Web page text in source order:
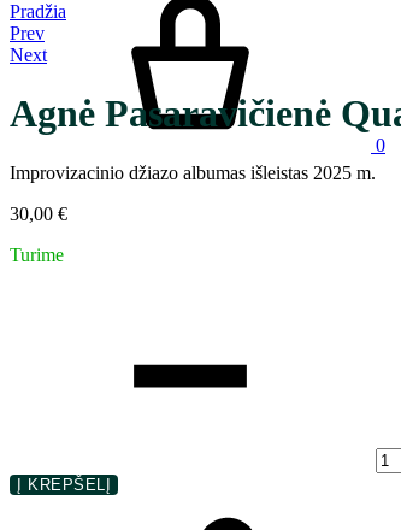
0
Pradžia
Product
navigation
Prev
Next
Agnė Pasaravičienė
Improvizacinio džiazo albumas išleistas 2025 m.
30,00 €
Turime
Į KREPŠELĮ